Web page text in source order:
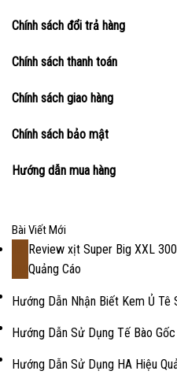
Chính sách đổi trả hàng
Chính sách thanh toán
Chính sách giao hàng
Chính sách bảo mật
Hướng dẫn mua hàng
Bài Viết Mới
Review xịt Super Big XXL
Quảng Cáo
Hướng Dẫn Nhận Biết Kem Ủ Tê
Hướng Dẫn Sử Dụng Tế Bào
Hướng Dẫn Sử Dụng HA Hiệu